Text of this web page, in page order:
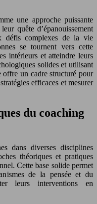
une approche puissante
quête d’épanouissement
défis complexes de la vie
se tournent vers cette
intérieurs et atteindre leurs
solides et utilisant
un cadre structuré pour
efficaces et mesurer
du coaching
dans diverses disciplines
théoriques et pratiques
Cette base solide permet
de la pensée et du
leurs interventions en